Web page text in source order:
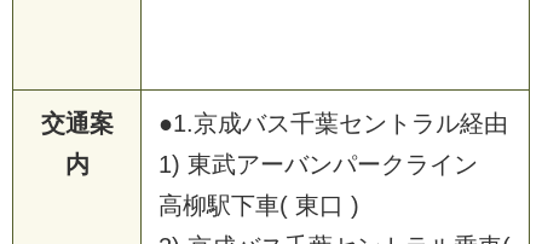
交通案
内
●1.京成バス千葉セントラル経由
1) 東武アーバンパークライン
高柳駅下車( 東口 )